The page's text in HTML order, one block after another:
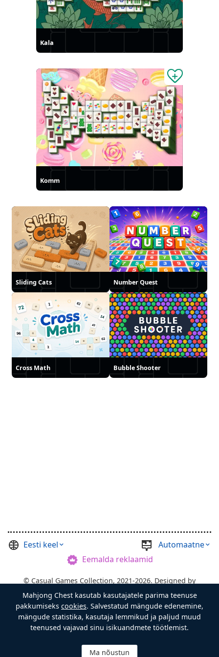
Kala
Komm
Sliding Cats Number Quest
Cross Math Bubble Shooter
Eesti keel
Automaatne
Eemalda reklaamid
© Casual Games Collection, 2021-2026. Designed by
FINAL LEVEL.
Tingimused
Privaatsus Aardekasti Isand
Mahjong Chest kasutab kasutajatele parima teenuse
pakkumiseks cookies. Salvestatud mängude edenemine,
mängude statistika, kasutaja lemmikud ja paljud muud
teenused vajavad sinu isikuandmete töötlemist.